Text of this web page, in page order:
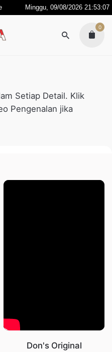
Minggu, 09/08/2026 21:53:07
0
Setiap Detail. Klik
Pengenalan jika
Don's Original